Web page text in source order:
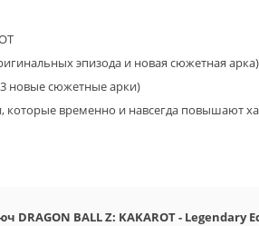
эпизода и новая сюжетная арка)
новые сюжетные арки)
которые временно и навсегда повышают
DRAGON BALL Z: KAKAROT - Legendary